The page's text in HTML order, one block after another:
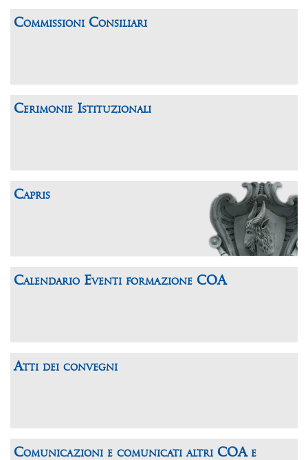
Commissioni Consiliari
Cerimonie Istituzionali
Capris
Calendario Eventi formazione COA
Atti dei convegni
Comunicazioni e comunicati altri COA e